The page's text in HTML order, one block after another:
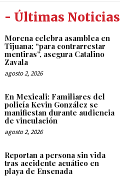
- Últimas Noticias
Morena celebra asamblea en
Tijuana; “para contrarrestar
mentiras”, asegura Catalino
Zavala
agosto 2, 2026
En Mexicali: Familiares del
policía Kevin González se
manifiestan durante audiencia
de vinculación
agosto 2, 2026
Reportan a persona sin vida
tras accidente acuático en
playa de Ensenada